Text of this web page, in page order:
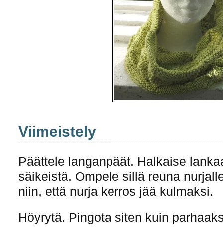
Viimeistely
Päättele langanpäät. Halkaise
säikeistä. Ompele sillä reuna
niin, että nurja kerros jää kulmaksi.
Höyrytä. Pingota siten kuin